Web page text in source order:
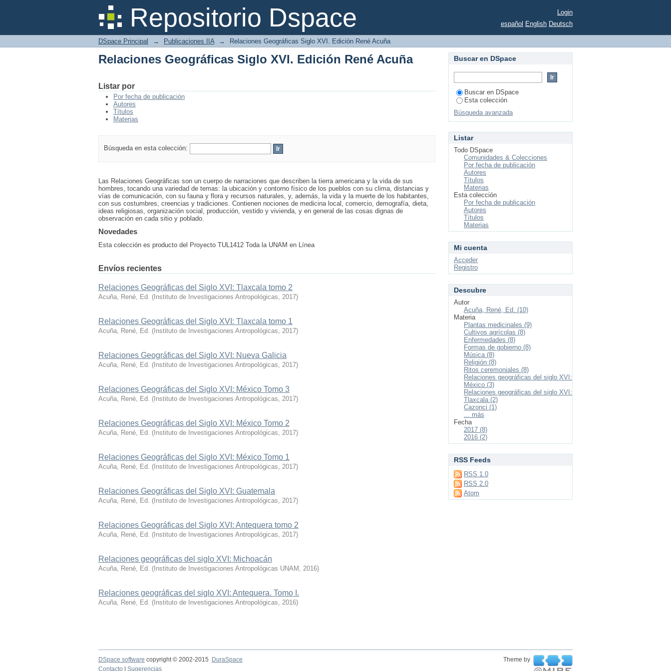
Repositorio Dspace
Relaciones Geográficas Siglo XVI. Edición René Acuña
Login
español English Deutsch
DSpace Principal → Publicaciones IIA → Relaciones Geográficas Siglo XVI. Edición René Acuña
Relaciones Geográficas Siglo XVI. Edición René Acuña
Listar por
Por fecha de publicación
Autores
Títulos
Materias
Búsqueda en esta colección:
Las Relaciones Geográficas son un cuerpo de narraciones que describen la tierra americana y la vida de sus
hombres, tocando una variedad de temas: la ubicación y contorno físico de los pueblos con su clima, distancias y
vías de comunicación, con su fauna y flora y recursos naturales, y, además, la vida y la muerte de los habitantes,
con sus costumbres, creencias y tradiciones. Contienen nociones de medicina local, comercio, demografía, dieta,
ideas religiosas, organización social, producción, vestido y vivienda, y en general de las cosas dignas de
observación en cada sitio y poblado.
Novedades
Esta colección es producto del Proyecto TUL1412 Toda la UNAM en Línea
Envíos recientes
Relaciones Geográficas del Siglo XVI: Tlaxcala tomo 2
Acuña, René, Ed. ( Instituto de Investigaciones Antropológicas, 2017)
Relaciones Geográficas del Siglo XVI: Tlaxcala tomo 1
Acuña, René, Ed. ( Instituto de Investigaciones Antropológicas, 2017)
Relaciones Geográficas del Siglo XVI: Nueva Galicia
Acuña, René, Ed. ( Instituto de Investigaciones Antropológicas, 2017)
Relaciones Geográficas del Siglo XVI: México Tomo 3
Acuña, René, Ed. ( Instituto de Investigaciones Antropológicas, 2017)
Relaciones Geográficas del Siglo XVI: México Tomo 2
Acuña, René, Ed. ( Instituto de Investigaciones Antropológicas, 2017)
Relaciones Geográficas del Siglo XVI: México Tomo 1
Acuña, René, Ed. ( Instituto de Investigaciones Antropológicas, 2017)
Relaciones Geográficas del Siglo XVI: Guatemala
Acuña, René, Ed. ( Instituto de Investigaciones Antropológicas, 2017)
Relaciones Geográficas del Siglo XVI: Antequera tomo 2
Acuña, René, Ed. ( Instituto de Investigaciones Antropológicas, 2017)
Relaciones geográficas del siglo XVI: Michoacán
Acuña, René, Ed. ( Instituto de Investigaciones Antropológicas UNAM , 2016)
Relaciones geográficas del siglo XVI: Antequera. Tomo I.
Acuña, René, Ed. ( Instituto de Investigaciones Antropológicas, 2016)
Buscar en DSpace
Buscar en DSpace
Esta colección
Búsqueda avanzada
Listar
Todo DSpace
Comunidades & Colecciones
Por fecha de publicación
Autores
Títulos
Materias
Esta colección
Por fecha de publicación
Autores
Títulos
Materias
Mi cuenta
Acceder
Registro
Descubre
Autor
Acuña, René, Ed. (10)
Materia
Plantas medicinales (9)
Cultivos agrícolas (8)
Enfermedades (8)
Formas de gobierno (8)
Música (8)
Religión (8)
Ritos ceremoniales (8)
Relaciones geográficas del siglo XVI:
México (3)
Relaciones geográficas del siglo XVI:
Tlaxcala (2)
Cazonci (1)
... más
Fecha
2017 (8)
2016 (2)
RSS Feeds
RSS 1.0
RSS 2.0
Atom
DSpace software copyright © 2002-2015 DuraSpace
Theme by
Contacto
Sugerencias